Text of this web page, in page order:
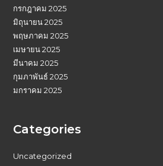
กรกฎาคม 2025
มิถุนายน 2025
พฤษภาคม 2025
เมษายน 2025
มีนาคม 2025
กุมภาพันธ์ 2025
มกราคม 2025
Categories
Uncategorized